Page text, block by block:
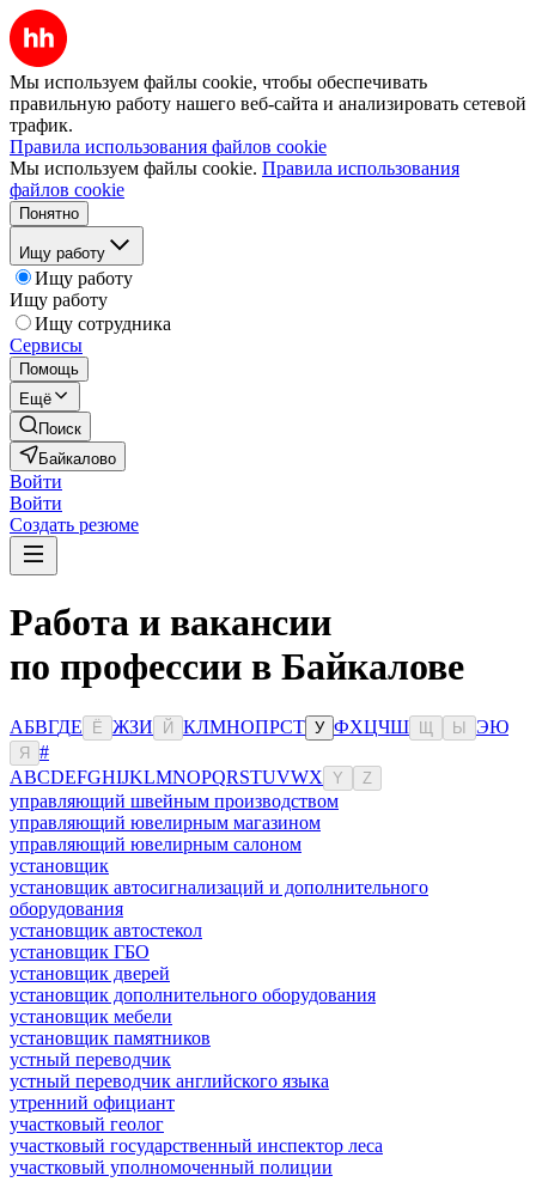
Мы используем файлы cookie, чтобы обеспечивать
правильную работу нашего веб-сайта и анализировать сетевой
трафик.
Правила использования файлов cookie
Мы используем файлы cookie. Правила использования
файлов cookie
Понятно
Ищу работу
Ищу работу
Ищу работу
Ищу сотрудника
Сервисы
Помощь
Ещё
Поиск
Байкалово
Войти
Войти
Создать резюме
Работа и вакансии
по профессии в Байкалове
АБВГДЕ Ё ЖЗИ Й КЛМНОПРСТ У ФХЦЧШ Ы ЭЮ
Я
#
ABCDEFGHIJKLMNOPQRSTUVWX Y Z
управляющий швейным производством
управляющий ювелирным магазином
управляющий ювелирным салоном
установщик
установщик автосигнализаций и дополнительного
оборудования
установщик автостекол
установщик ГБО
установщик дверей
установщик дополнительного оборудования
установщик мебели
установщик памятников
устный переводчик
устный переводчик английского языка
утренний официант
участковый геолог
участковый государственный инспектор леса
участковый уполномоченный полиции